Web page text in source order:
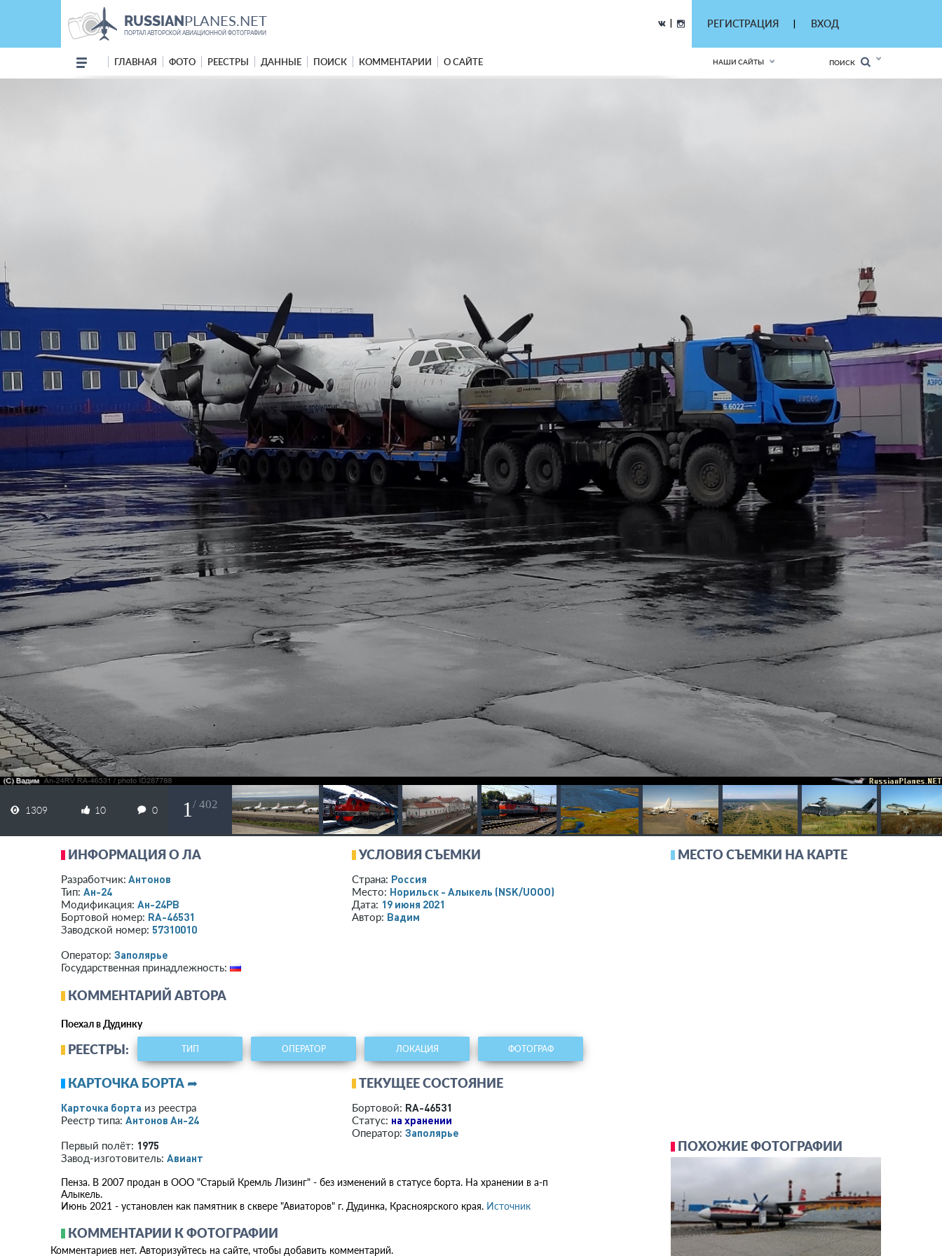
RUSSIANPLANES.NET
ПОРТАЛ АВТОРСКОЙ АВИАЦИОННОЙ ФОТОГРАФИИ
РЕГИСТРАЦИЯ ВХОД
ГЛАВНАЯ ФОТО РЕЕСТРЫ ДАННЫЕ ПОИСК КОММЕНТАРИИ О САЙТЕ НАШИ САЙТЫ ПОИСК
1309 10 0 1 / 402
ИНФОРМАЦИЯ О ЛА
Разработчик: Антонов
Тип: Ан-24
Модификация: Ан-24РВ
Бортовой номер: RA-46531
Заводской номер: 57310010
Оператор: Заполярье
Государственная принадлежность:
УСЛОВИЯ СЪЕМКИ
Страна: Россия
Место: Норильск - Алыкель (NSK/UOOO)
Дата: 19 июня 2021
Автор: Вадим
КОММЕНТАРИЙ АВТОРА
Поехал в Дудинку
РЕЕСТРЫ: ТИП ОПЕРАТОР ЛОКАЦИЯ ФОТОГРАФ
КАРТОЧКА БОРТА ➦
Карточка борта из реестра
Реестр типа: Антонов Ан-24
Первый полёт: 1975
Завод-изготовитель: Авиант
ТЕКУЩЕЕ СОСТОЯНИЕ
Бортовой: RA-46531
Статус: на хранении
Оператор: Заполярье
Пенза. В 2007 продан в ООО "Старый Кремль Лизинг" - без изменений в статусе борта. На хранении в а-п
Алыкель.
Июнь 2021 - установлен как памятник в сквере "Авиаторов" г. Дудинка, Красноярского края. Источник
КОММЕНТАРИИ К ФОТОГРАФИИ
Комментариев нет. Авторизуйтесь на сайте, чтобы добавить комментарий.
МЕСТО СЪЕМКИ НА КАРТЕ
ПОХОЖИЕ ФОТОГРАФИИ